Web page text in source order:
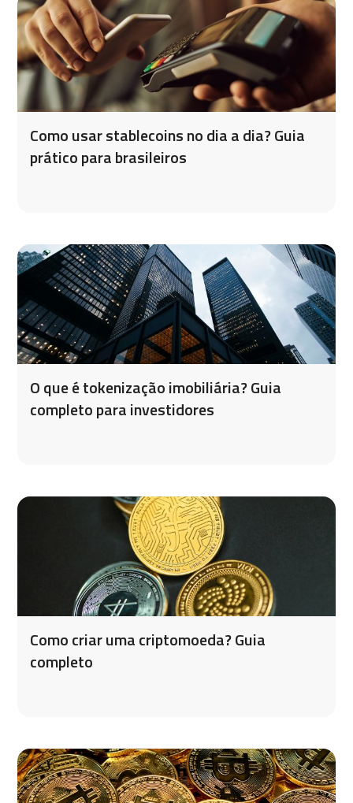
Como usar stablecoins no dia a dia? Guia
prático para brasileiros
O que é tokenização imobiliária? Guia
completo para investidores
Como criar uma criptomoeda? Guia
completo